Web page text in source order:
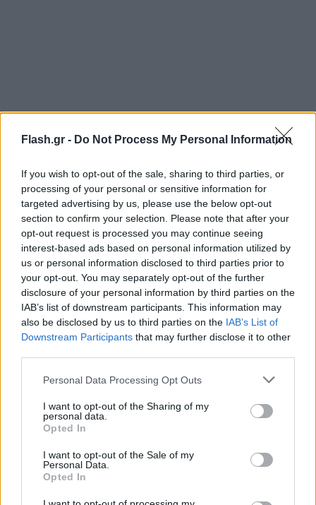
Flash.gr - Do Not Process My Personal Information
If you wish to opt-out of the sale, sharing to third parties, or
processing of your personal or sensitive information for
targeted advertising by us, please use the below opt-out
section to confirm your selection. Please note that after your
opt-out request is processed you may continue seeing
interest-based ads based on personal information utilized by
us or personal information disclosed to third parties prior to
your opt-out. You may separately opt-out of the further
disclosure of your personal information by third parties on the
IAB’s list of downstream participants. This information may
also be disclosed by us to third parties on the IAB’s List of
Downstream Participants that may further disclose it to other
Please note that this website/app uses one or more Google
not limited to your visit or usage behaviour. You may click to
grant or deny consent to Google and its third-party tags to
use your data for below specified purposes in below Google
consent section.
Personal Data Processing Opt Outs
I want to opt-out of the Sharing of my
personal data.
Opted In
I want to opt-out of the Sale of my
Personal Data.
Opted In
Η δοκιμή του Tako είναι επί του παρόντος
διαθέσιμη σε μικρό αριθμό εργαζομένων, σύμφωνα
με τον Daniel Buchuk, αναλυτή στη Watchful, μια
εταιρεία που παρακολουθεί τις δοκιμές ανάπτυξης
εφαρμογών για ανταγωνιστές.
Προς το παρόν, το Tako εμφανίζεται ως ένα μικρό